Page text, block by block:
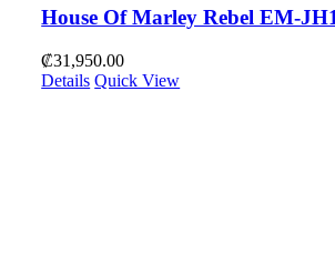
House Of Marley Rebel EM-
₡31,950.00
Details Quick View